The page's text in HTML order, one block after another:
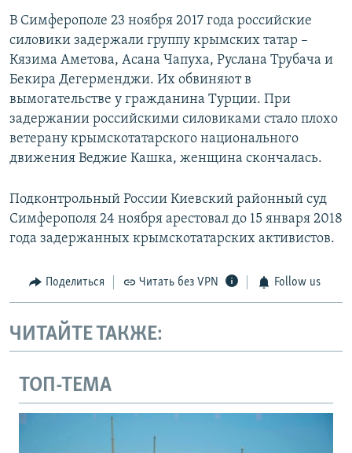
В Симферополе 23 ноября 2017 года российские
силовики задержали группу крымских татар –
Кязима Аметова, Асана Чапуха, Руслана Трубача и
Бекира Дегерменджи. Их обвиняют в
вымогательстве у гражданина Турции. При
задержании российскими силовиками стало плохо
ветерану крымскотатарского национального
движения Веджие Кашка, женщина скончалась.
Подконтрольный России Киевский районный суд
Симферополя 24 ноября арестовал до 15 января 2018
года задержанных крымскотатарских активистов.
Поделиться Читать без VPN Follow us
ЧИТАЙТЕ ТАКЖЕ:
ТОП-ТЕМА